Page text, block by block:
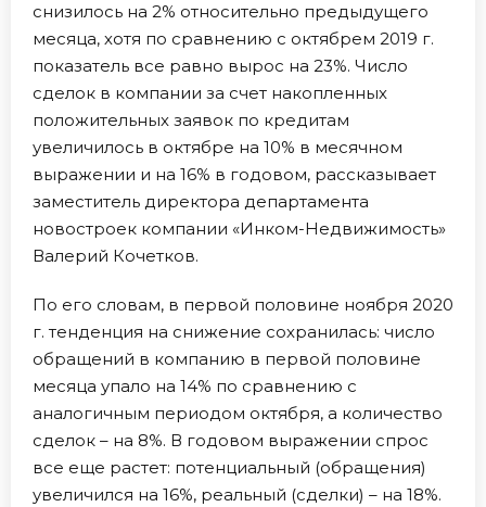
снизилось на 2% относительно предыдущего
месяца, хотя по сравнению с октябрем 2019 г.
показатель все равно вырос на 23%. Число
сделок в компании за счет накопленных
положительных заявок по кредитам
увеличилось в октябре на 10% в месячном
выражении и на 16% в годовом, рассказывает
заместитель директора департамента
новостроек компании «Инком-Недвижимость»
Валерий Кочетков.
По его словам, в первой половине ноября 2020
г. тенденция на снижение сохранилась: число
обращений в компанию в первой половине
месяца упало на 14% по сравнению с
аналогичным периодом октября, а количество
сделок – на 8%. В годовом выражении спрос
все еще растет: потенциальный (обращения)
увеличился на 16%, реальный (сделки) – на 18%.